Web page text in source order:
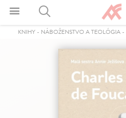
KNIHY- NÁBOŽENSTVO A TEOLÓGIA-